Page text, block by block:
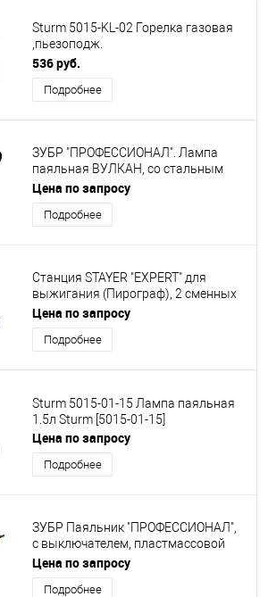
Sturm 5015-KL-02 Горелка газовая
,пьезоподж.
(курок),рег.пламени,защита от
ветра [5015-KL-02]
536 руб.
Подробнее
ЗУБР "ПРОФЕССИОНАЛ". Лампа
паяльная ВУЛКАН, со стальным
эжектором, 1,5 л [40652-1.5_z02]
Цена по запросу
Подробнее
Станция STAYER "EXPERT" для
выжигания (Пирограф), 2 сменных
жала, температурный режим 450-
750 °С, 40Вт [45228]
Цена по запросу
Подробнее
Sturm 5015-01-15 Лампа паяльная
1.5л Sturm [5015-01-15]
Цена по запросу
Подробнее
ЗУБР Паяльник "ПРОФЕССИОНАЛ",
с выключателем, пластмассовой
рукояткой и долговечным жалом,
200Вт, клин [55301-200]
Цена по запросу
Подробнее